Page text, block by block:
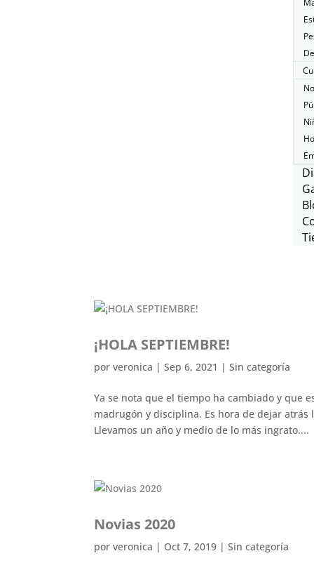
¡HOLA SEPTIEMBRE!
porveronica |Sep 6, 2021 |Sin categoría
Ya se nota que el tiempo ha cambiado y que
madrugón y disciplina. Es hora de dejar
Llevamos un año y medio de lo más ingrato....
Novias 2020
porveronica | Oct 7, 2019 |Sin categoría